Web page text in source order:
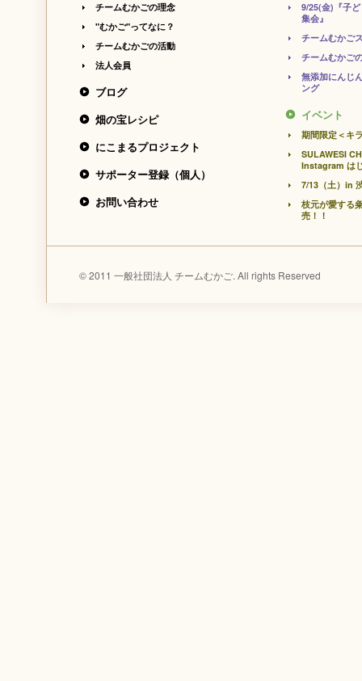
チームむかごの理念
"むかご"ってなに？
チームむかごの活動
法人会員
ブログ
畑の宝レシピ
にこまるプロジェクト
サポーター登録（個人）
お問い合わせ
9/25(金)『子
集会』
チームむかご
チームむかご
無添加にんじ
ング
イベント
期間限定＜キ
SULAWESI
Instagram は
7/13（土）in
枝元が愛する
売！！
© 2011 一般社団法人 チームむかご. All rights Reserved